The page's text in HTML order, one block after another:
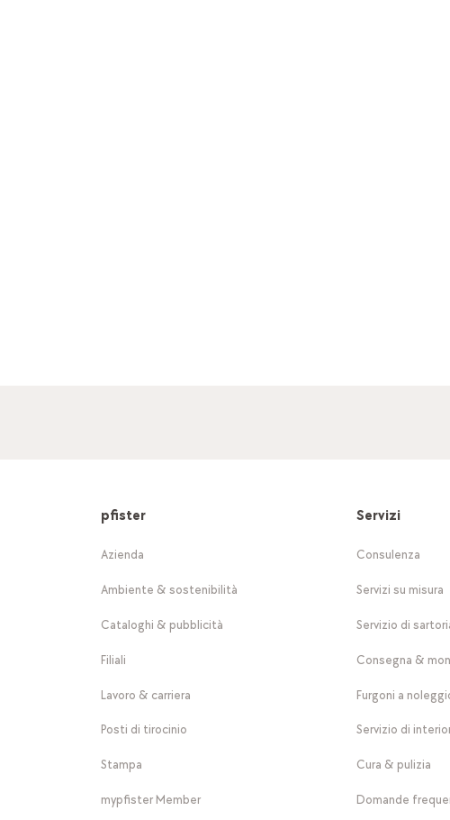
pfister
Azienda
Ambiente & sostenibilità
Cataloghi & pubblicità
Filiali
Lavoro & carriera
Posti di tirocinio
Stampa
mypfister Member
Servizi
Consulenza
Servizi su misura
Servizio di
Consegna &
Furgoni a
Servizio di
Cura & pulizia
Domande